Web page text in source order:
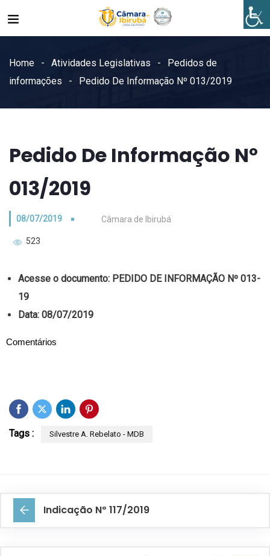
Home Atividades Legislativas
Pedidos de
informações
Pedido De Informação Nº 013/2019
Pedido De Informação Nº
013/2019
08/07/2019 Câmara de Ibirubá
523
Acesse o documento: PEDIDO DE INFORMAÇÃO Nº 013-
19
Data: 08/07/2019
Comentários
Tags : Silvestre A. Rebelato - MDB
Indicação Nº 117/2019